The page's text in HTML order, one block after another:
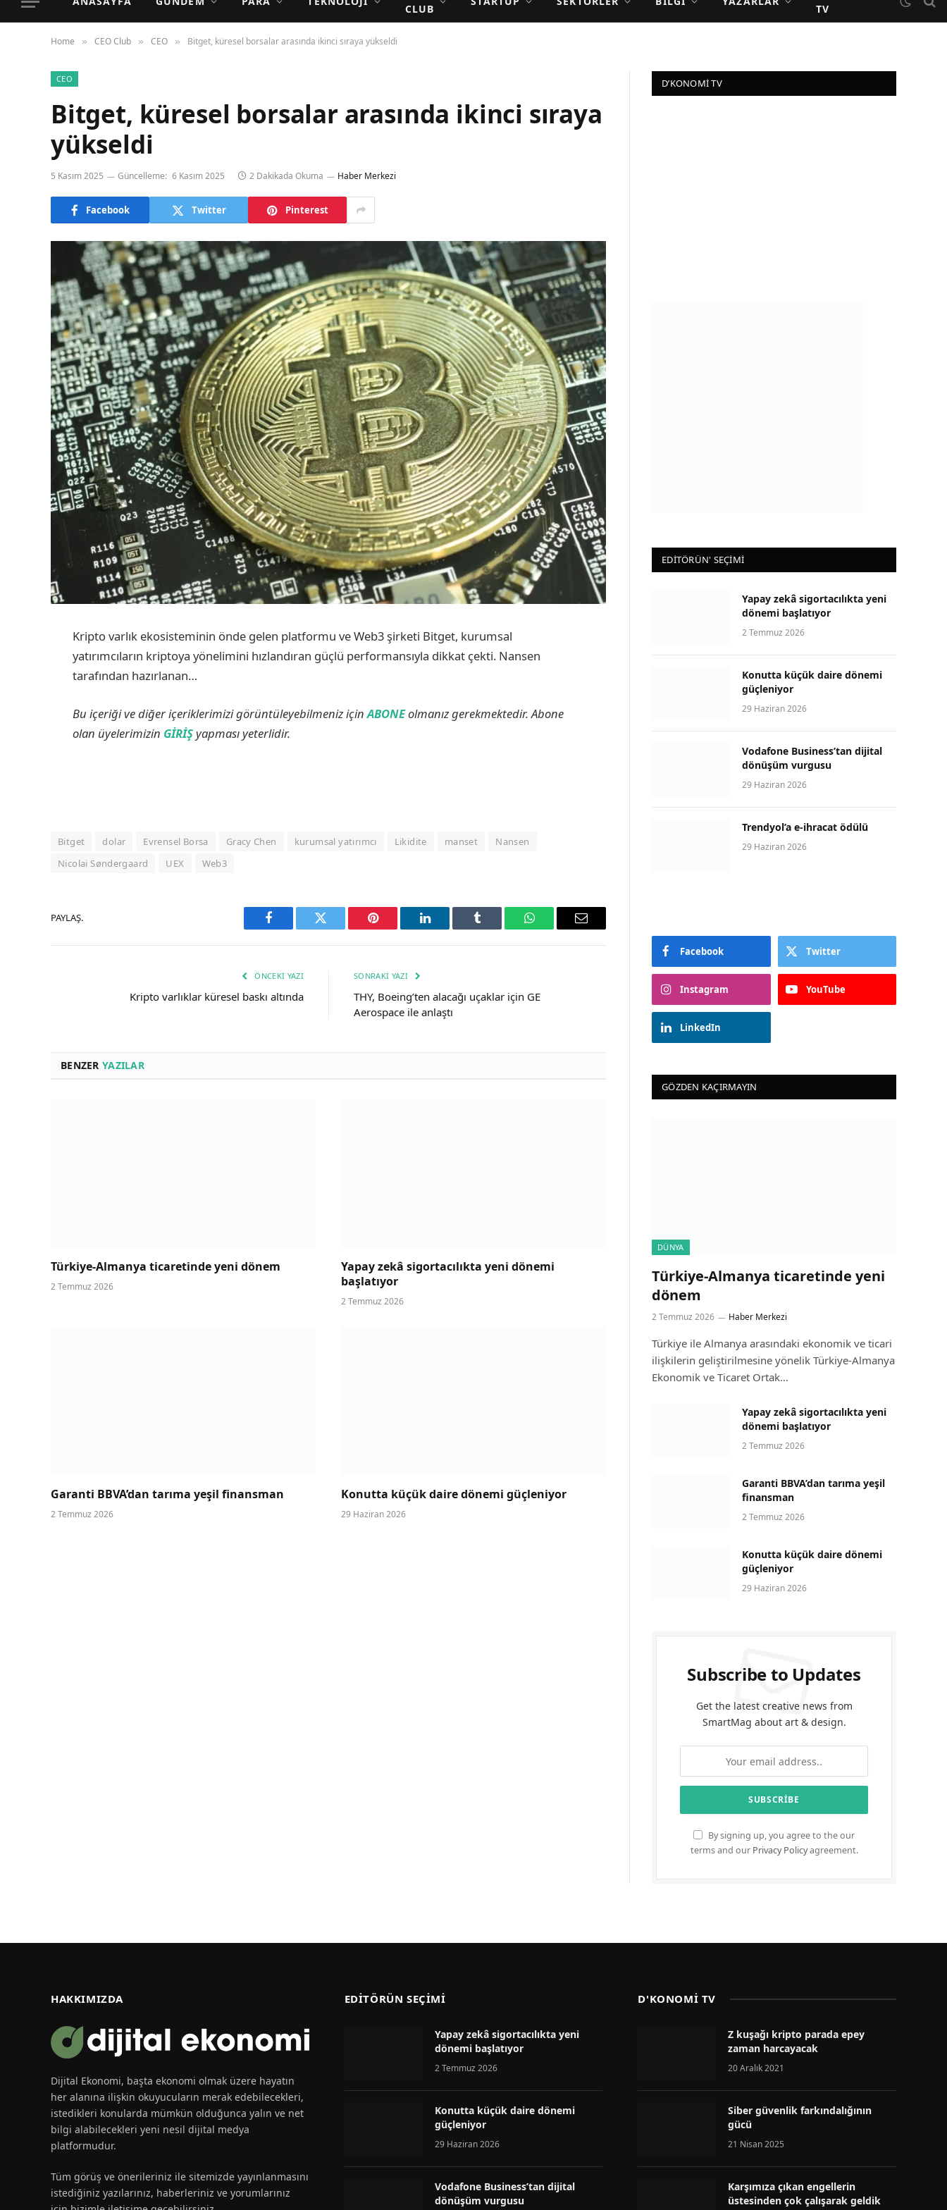
CLUB TV
Home » CEO Club » CEO » Bitget, küresel borsalar arasında ikinci sıraya yükseldi
CEO
Bitget, küresel borsalar arasında ikinci sıraya
yükseldi
5 Kasım 2025 Güncelleme: 6 Kasım 2025 2 Dakikada Okuma Haber Merkezi
Facebook Twitter Pinterest
Kripto varlık ekosisteminin önde gelen platformu ve Web3 şirketi Bitget, kurumsal
yatırımcıların kriptoya yönelimini hızlandıran güçlü performansıyla dikkat çekti. Nansen
tarafından hazırlanan…
Bu içeriği ve diğer içeriklerimizi görüntüleyebilmeniz içinABONEolmanız gerekmektedir. Abone
olan üyelerimizin GİRİŞyapması yeterlidir.
Bitget dolar Evrensel Borsa Gracy Chen kurumsal yatırımcı Likidite manset
Nansen
Nicolai Søndergaard
UEX Web3
PAYLAŞ.
Facebook Twitter Pinterest LinkedIn Tumblr WhatsAppEmail
ÖNCEKI YAZI
Kripto varlıklar küresel baskı altında
SONRAKI YAZI
THY, Boeing’ten alacağı uçaklar için GE
Aerospace ile anlaştı
BENZER YAZILAR
Türkiye-Almanya ticaretinde yeni dönem
2 Temmuz 2026
Yapay zekâ sigortacılıkta yeni dönemi
başlatıyor
2 Temmuz 2026
Garanti BBVA’dan tarıma yeşil finansman
2 Temmuz 2026
Konutta küçük daire dönemi güçleniyor
29 Haziran 2026
D’KONOMI TV
EDİTÖRÜN' SEÇİMİ
Yapay zekâ sigortacılıkta yeni
dönemi başlatıyor
2 Temmuz 2026
Konutta küçük daire dönemi
güçleniyor
29 Haziran 2026
Vodafone Business’tan dijital
dönüşüm vurgusu
29 Haziran 2026
Trendyol’a e-ihracat ödülü
29 Haziran 2026
Facebook Twitter
Instagram YouTube
LinkedIn
GÖZDEN KAÇIRMAYIN
DÜNYA
Türkiye-Almanya ticaretinde yeni
dönem
2 Temmuz 2026 Haber Merkezi
Türkiye ile Almanya arasındaki ekonomik ve ticari
ilişkilerin geliştirilmesine yönelik Türkiye-Almanya
Ekonomik ve Ticaret Ortak…
Yapay zekâ sigortacılıkta yeni
dönemi başlatıyor
2 Temmuz 2026
Garanti BBVA’dan tarıma yeşil
finansman
2 Temmuz 2026
Konutta küçük daire dönemi
güçleniyor
29 Haziran 2026
Subscribe to Updates
Get the latest creative news from
SmartMag about art & design.
By signing up, you agree to the our
terms and our Privacy Policyagreement.
HAKKIMIZDA
Dijital Ekonomi, başta ekonomi olmak üzere hayatın
her alanına ilişkin okuyucuların merak edebilecekleri,
istedikleri konularda mümkün olduğunca yalın ve net
bilgi alabilecekleri yeni nesil dijital medya
platformudur.
Tüm görüş ve önerileriniz ile sitemizde yayınlanmasını
istediğiniz yazılarınız, haberleriniz ve yorumlarınız
EDİTÖRÜN SEÇİMİ
Yapay zekâ sigortacılıkta yeni
dönemi başlatıyor
2 Temmuz 2026
Konutta küçük daire dönemi
güçleniyor
29 Haziran 2026
Vodafone Business’tan dijital
dönüşüm vurgusu
D'KONOMİ TV
Z kuşağı kripto parada epey
zaman harcayacak
20 Aralık 2021
Siber güvenlik farkındalığının
gücü
21 Nisan 2025
Karşımıza çıkan engellerin
üstesinden çok çalışarak geldik